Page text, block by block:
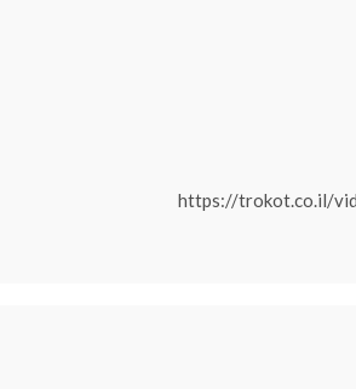
https://trokot.co.il/